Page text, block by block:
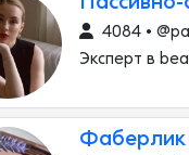
4084 •
Эксперт в
Фаберлик